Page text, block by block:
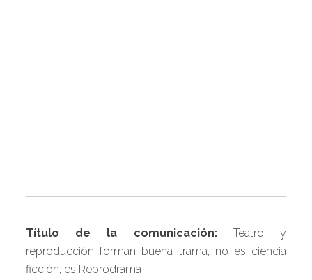
Título de la comunicación:Teatro y
reproducción forman buena trama, no es ciencia
ficción, es Reprodrama